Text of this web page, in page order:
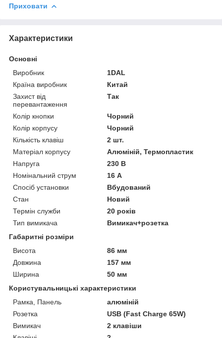
Приховати
Характеристики
Основні
Виробник
1DAL
Країна виробник
Китай
Захист від
перевантаження
Так
Колір кнопки
Чорний
Колір корпусу
Чорний
Кількість клавіш
2 шт.
Матеріал корпусу
Алюміній, Термопластик
Напруга
230 В
Номінальний струм
16 А
Спосіб установки
Вбудований
Стан
Новий
Термін служби
20 років
Тип вимикача
Вимикач+розетка
Габаритні розміри
Висота
86 мм
Довжина
157 мм
Ширина
50 мм
Користувальницькі характеристики
Рамка, Панель
алюміній
Розетка
USB (Fast Charge 65W)
Вимикач
2 клавіши